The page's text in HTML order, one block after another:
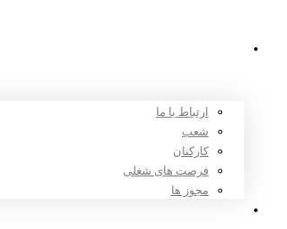
ارتباط با ما
شعب
کارکنان
فرصت های شغلی
مجوز ها